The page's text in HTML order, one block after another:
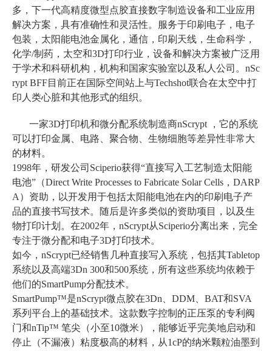
多，下一代高精度微型点胶直接数字制造设备和工业应用
解决方案，具有准确性和灵活性。服务于印刷电子，电子
包装，太阳能电池金属化，通信，印刷天线，生命科学，
化学/制药，太空和3D打印行业，设备和解决方案被广泛用
于学术和科研机构，机构和国家实验室以及私人公司。nSc
rypt BFF目前正在国际空间站上与Techshot联合在太空中打
印人类心脏和其他形式的组织。
一家3D打印机和微分配系统制造商nScrypt ，它的系统
可以打印金属、电路、聚合物、生物细胞等差异性非常大
的材料。
1998年，研发公司Sciperio获得“直接写入工艺制造太阳能
电池”（Direct Write Processes to Fabricate Solar Cells，DARP
A）资助，以开发用于包括太阳能电池在内的印刷电子产
品的直接书写技术。随后是许多类似的资助项目，以及生
物打印计划。在2002年，nScrypt从Sciperio分离出来，完全
专注于微分配和电子3D打印技术。
如今，nScrypt已经销售几种直接写入系统，包括其Tabletop
系统以及高端3Dn 300和500系统，所有这些系统均依赖于
他们的SmartPump分配技术。
SmartPump™是nScrypt微点胶在3Dn、DDM、BAT和SVA
系列平台上的基础技术。这款数字控制的正压泵的专利阀
门和nTip™ 笔尖（小至10微米），能够近乎完美地启动和
停止（不漏液）粘度极高的材料，从1cP的纳米颗粒油墨到